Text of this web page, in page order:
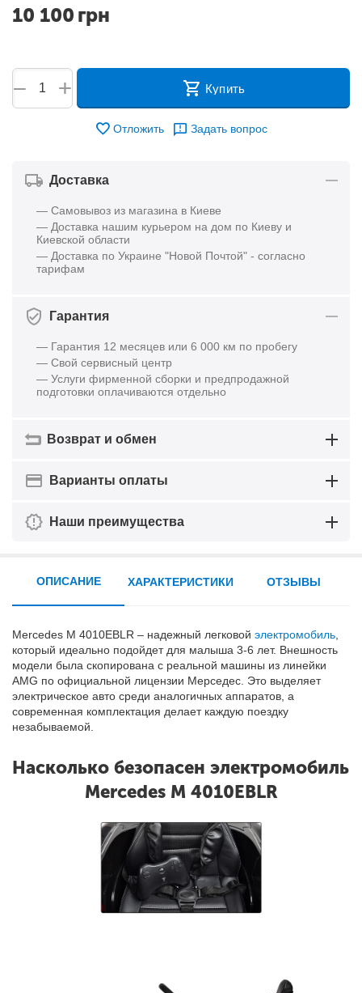
10 100 грн
+
− Купить
Отложить Задать вопрос
Доставка
— Самовывоз из магазина в Киеве
— Доставка нашим курьером на дом по Киеву и
Киевской области
— Доставка по Украине "Новой Почтой" - согласно
тарифам
Гарантия
— Гарантия 12 месяцев или 6 000 км по пробегу
— Свой сервисный центр
— Услуги фирменной сборки и предпродажной
подготовки оплачиваются отдельно
Возврат и обмен
Варианты оплаты
Наши преимущества
ОПИСАНИЕ
Mercedes M 4010EBLR– надежный легковойэлектромобиль
который идеально подойдет для малыша 3-6 лет. Внешность
модели была скопирована с реальной машины из линейки
AMG по официальной лицензии Мерседес. Это выделяет
электрическое авто среди аналогичных аппаратов, а
современная комплектация делает каждую поездку
незабываемой.
Насколько безопасен электромобиль
Mercedes M 4010EBLR
ХАРАКТЕРИСТИКИ ОТЗЫВЫ